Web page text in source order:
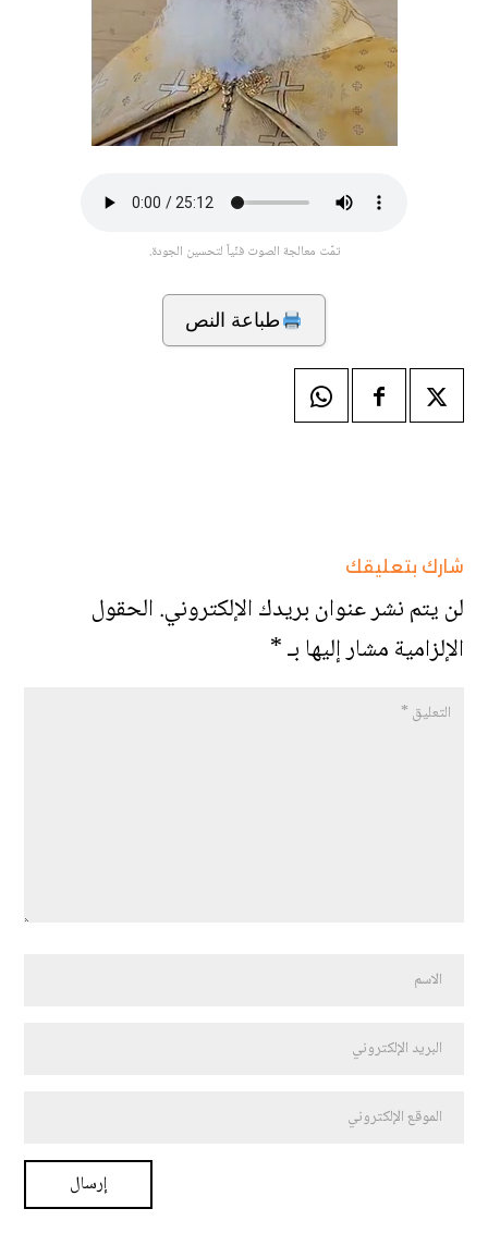
تمّت معالجة الصوت فنّياً لتحسين الجودة.
طباعة النص
شارك بتعليقك
لن يتم نشر عنوان بريدك الإلكتروني.الحقول
الإلزامية مشار إليها بـ*